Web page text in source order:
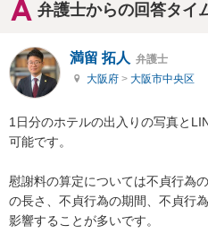
弁護士からの回答タイ
満留 拓人 弁護士
大阪府 > 大阪市中央区
1日分のホテルの出入りの写真と
可能です。
慰謝料の算定については不貞行為
の長さ、不貞行為の期間、不貞行
影響することが多いです。